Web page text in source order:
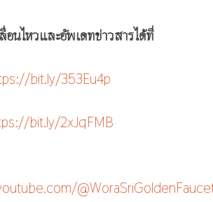
นไหวและอัพเดทข่าวสารได้ที่
bit.ly/353Eu4p
bit.ly/2xJqFMB